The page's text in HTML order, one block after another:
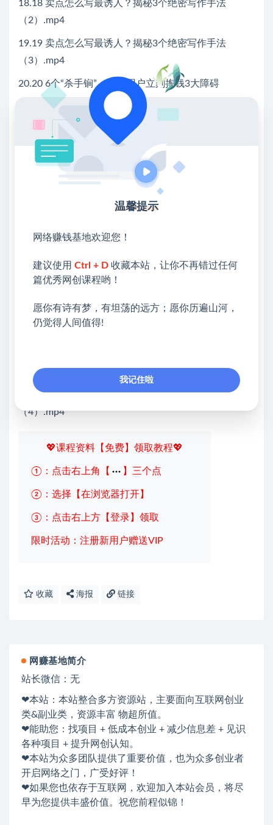
18.18 卖点怎么写最诱人？揭秘3个绝密写作手法
（2）.mp4
19.19 卖点怎么写最诱人？揭秘3个绝密写作手法
（3）.mp4
20.20 6个“杀手锏”，消除用户立刻掏钱3大障碍
（1）.mp4
21.21 6个“杀手锏”，消除用户立刻掏钱3大障碍
（2）.mp4
22.22 6个“杀手锏”，消除用户立刻掏钱3大障碍
23.23会立刻行动吗？3个人性里隐藏着的“紧迫开
24.24 会一口气看完吗？4招让用户像追剧一样看
完.mp4
25.25 最后临门一脚，让用户忍不住，按你说的做.mp4
26.26有没有说人话？5个技巧，让你文案超接地气.mp4
力.mp4
29.29. 6个“杀手锏”，消除用户立刻掏钱3大障碍
（4）.mp4
💖课程资料【免费】领取教程💖
①：点击右上角【 】三个点
②：选择【在浏览器打开】
③：点击右上方【登录】领取
限时活动：注册新用户赠送VIP
收藏 海报 链接
网赚基地简介
站长微信：无
❤本站：本站整合多方资源站，主要面向互联网创业
类&副业类，资源丰富 物超所值。
❤能助您：找项目 + 低成本创业 + 减少信息差 + 见识
各种项目 + 提升网创认知。
❤本站为众多团队提供了重要价值，也为众多创业者
开启网络之门，广受好评！
❤如果您也依存于互联网，欢迎加入本站会员，将尽
早为您提供丰盛价值。祝您前程似锦！
温馨提示
网络赚钱基地欢迎您！
建议使用 Ctrl + D 收藏本站，让你不再错过任何
篇优秀网创课程哟！
愿你有诗有梦，有坦荡的远方；愿你历遍山河，
仍觉得人间值得!
我记住啦